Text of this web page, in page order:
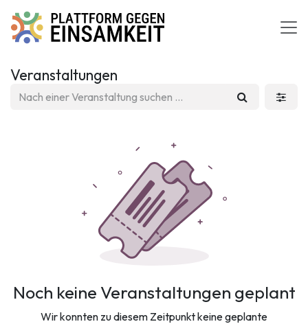
Zum Inhalt springen
Veranstaltungen
Noch keine Veranstaltungen geplant
Wir konnten zu diesem Zeitpunkt keine geplante